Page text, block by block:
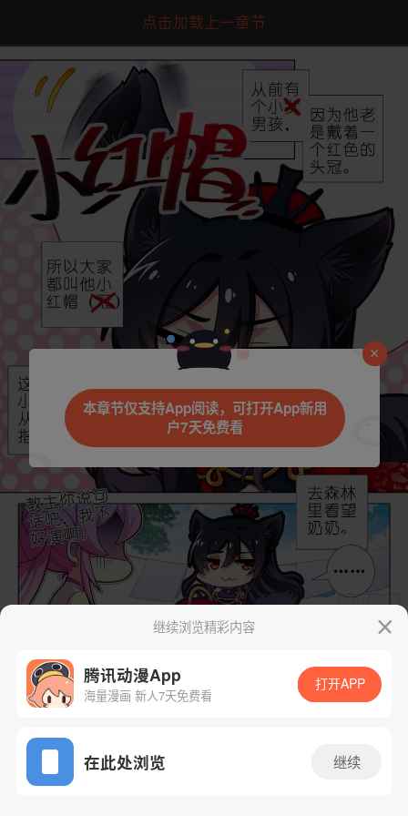
点击加载上一章节
App免费看
下一话 腾漫App免费看
继续浏览精彩内容
腾讯动漫App
海量漫画 新人7天免费看
打开APP
在此处浏览 继续
本章节仅支持App阅读，可打开App新用
户7天免费看
是否前往腾漫App继续阅读
立即前往